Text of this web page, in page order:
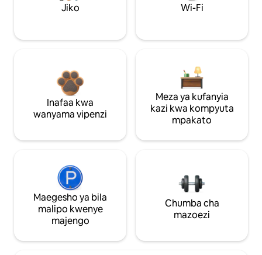
Jiko Wi-Fi
Inafaa kwa
wanyama vipenzi
Meza ya kufanyia
kazi kwa kompyuta
mpakato
Maegesho ya bila
malipo kwenye
majengo
Chumba cha
mazoezi